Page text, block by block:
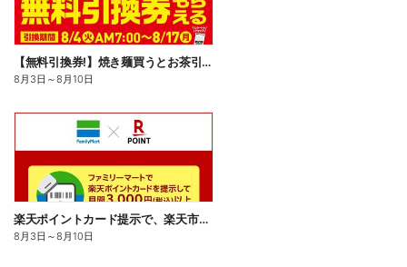
【無料引換券!】焼き麺買うとお茶引換券貰える!
8月3日 ～8月10日
楽天ポイントカード提示で、楽天市場でのお買い物がおトクに!
8月3日 ～8月10日